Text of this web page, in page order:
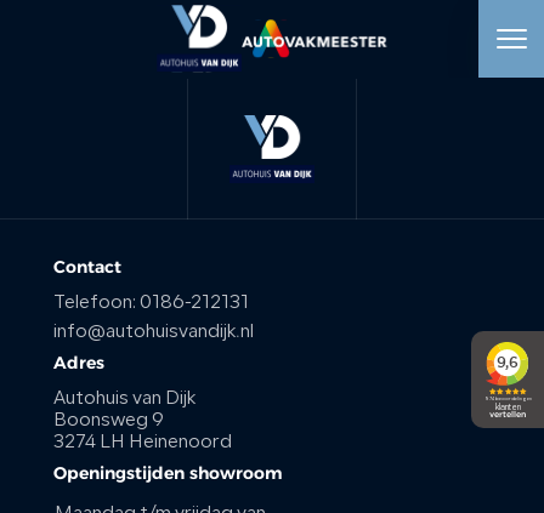
HOME
DIENSTEN
Contact
Telefoon: 0186-212131
info@autohuisvandijk.nl
Adres
Autohuis van Dijk
Boonsweg 9
3274 LH Heinenoord
Openingstijden showroom